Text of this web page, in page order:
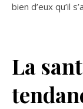
bien d’eux qu’il
La